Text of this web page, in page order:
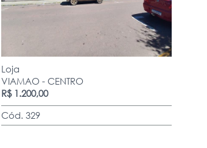
Loja
VIAMAO - CENTRO
R$ 1.200,00
Cód. 329